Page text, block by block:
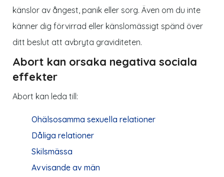
känslor av ångest, panik eller sorg. Även om du inte
känner dig förvirrad eller känslomässigt spänd över
ditt beslut att avbryta graviditeten.
Abort kan orsaka negativa sociala
effekter
Abort kan leda till:
Ohälsosamma sexuella relationer
Dåliga relationer
Skilsmässa
Avvisande av män